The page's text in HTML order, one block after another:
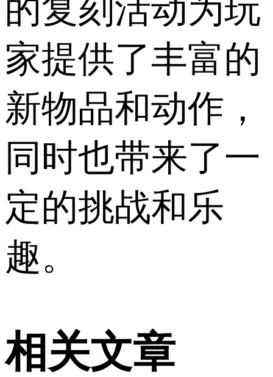
的复刻活动为玩
家提供了丰富的
新物品和动作，
同时也带来了一
定的挑战和乐
趣。
相关文章